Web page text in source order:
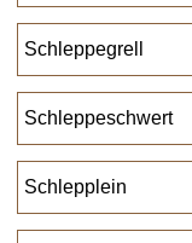
Schleppegrell
Schleppeschwert
Schlepplein